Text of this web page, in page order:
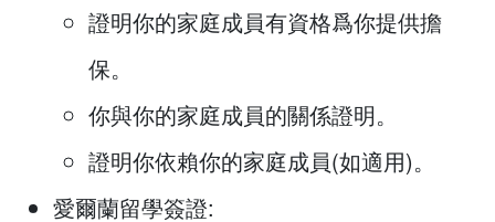
證明你的家庭成員有資格爲你提供擔
保。
你與你的家庭成員的關係證明。
證明你依賴你的家庭成員(如適用)。
愛爾蘭留學簽證: